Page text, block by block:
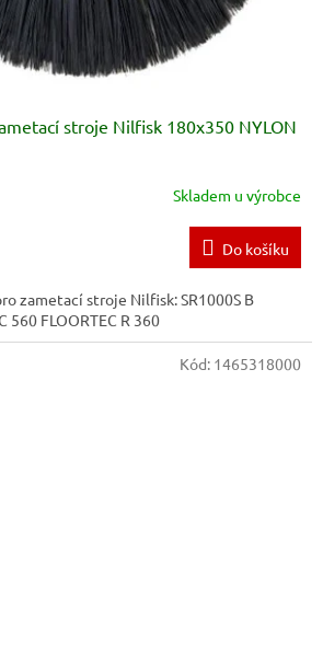
stroje Nilfisk 180x350 NYLON
Skladem u výrobce
Do košíku
zametací stroje Nilfisk: SR1000S B
560 FLOORTEC R 360
Kód: 1465318000